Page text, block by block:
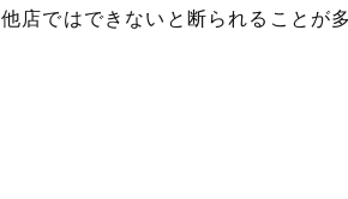
他店ではできないと断られることが